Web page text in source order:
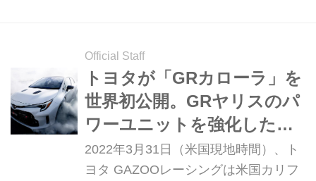
Official Staff
トヨタが「GRカローラ」を
世界初公開。GRヤリスのパ
ワーユニットを強化した
4WDスポーツ。日本発売は
2022年後半か
2022年3月31日（米国現地時間）、ト
ヨタ GAZOOレーシングは米国カリフ